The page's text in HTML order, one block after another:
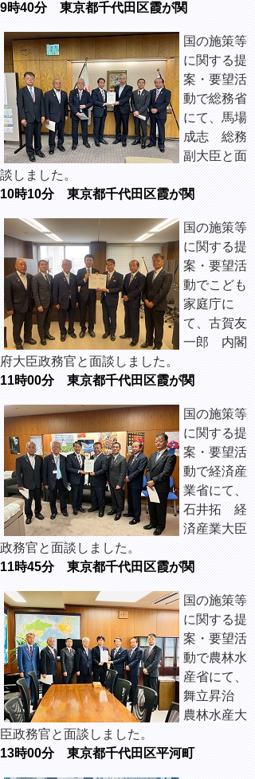
9時40分 東京都千代田区霞が関
国の施策等
に関する提
案・要望活
動で総務省
にて、馬場
成志 総務
副大臣と面
談しました。
10時10分 東京都千代田区霞が関
国の施策等
に関する提
案・要望活
動でこども
家庭庁に
て、古賀友
一郎 内閣
府大臣政務官と面談しました。
11時00分 東京都千代田区霞が関
国の施策等
に関する提
案・要望活
動で経済産
業省にて、
石井拓 経
済産業大臣
政務官と面談しました。
11時45分 東京都千代田区霞が関
国の施策等
に関する提
案・要望活
動で農林水
産省にて、
舞立昇治
農林水産大
臣政務官と面談しました。
13時00分 東京都千代田区平河町